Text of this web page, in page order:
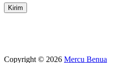
Copyright © 2026 Mercu Benua